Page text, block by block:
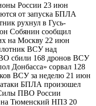
России 23 июн
от запуска БПЛА
рухнул в Гусь-
Собянин сообщил
на Москву 22 июн
ВСУ над
сбили 168 дронов ВСУ
Донбасса» сорвал 128
ВСУ за неделю 21 июн
атаки БПЛА произошел
ПВО России
на Тюменский НПЗ 20